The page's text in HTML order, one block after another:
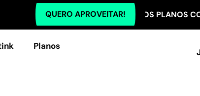
QUERO APROVEITAR!
TODOS OS PLANOS COM 5%
Planos